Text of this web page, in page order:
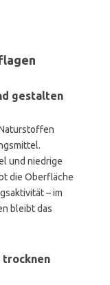
gestalten
und niedrige
die Oberfläche
– im
bleibt das
trocknen